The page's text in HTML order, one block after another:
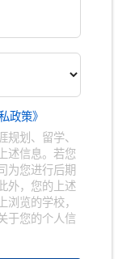
政策》
规划、留学、
述信息。若您
为您进行后期
外，您的上述
览的学校，
于您的个人信